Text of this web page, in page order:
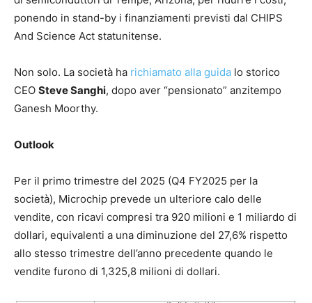
ponendo in stand-by i finanziamenti previsti dal CHIPS
And Science Act statunitense.
Non solo. La società ha richiamato alla guida lo storico
CEO Steve Sanghi, dopo aver “pensionato” anzitempo
Ganesh Moorthy.
Outlook
Per il primo trimestre del 2025 (Q4 FY2025 per la
società), Microchip prevede un ulteriore calo delle
vendite, con ricavi compresi tra 920 milioni e 1 miliardo di
dollari, equivalenti a una diminuzione del 27,6% rispetto
allo stesso trimestre dell’anno precedente quando le
vendite furono di 1,325,8 milioni di dollari.